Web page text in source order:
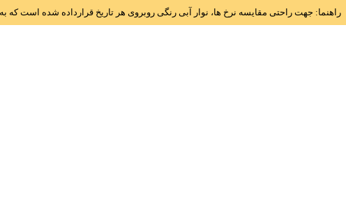
راهنما: جهت راحتی مقایسه نرخ ها، نوار آبی رنگی روبروی هر تاریخ قرارداده شده است